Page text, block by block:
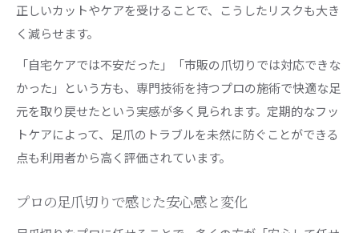
正しいカットやケアを受けることで、こうしたリスクも大き
く減らせます。
「自宅ケアでは不安だった」「市販の爪切りでは対応できな
かった」という方も、専門技術を持つプロの施術で快適な足
元を取り戻せたという実感が多く見られます。定期的なフッ
トケアによって、足爪のトラブルを未然に防ぐことができる
点も利用者から高く評価されています。
プロの足爪切りで感じた安心感と変化